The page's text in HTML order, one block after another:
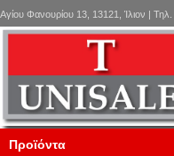
Αγίου Φανουρίου 13, 13121, Ίλιον | Τηλ.
Προϊόντα